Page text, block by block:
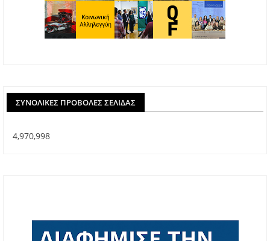
ΣΥΝΟΛΙΚΈΣ ΠΡΟΒΟΛΈΣ ΣΕΛΊΔΑΣ
4,970,998